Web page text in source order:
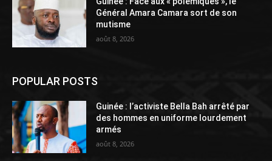
Général Amara Camara sort de son
mutisme
août 8, 2026
POPULAR POSTS
Guinée : l’activiste Bella Bah arrêté par
des hommes en uniforme lourdement
armés
août 8, 2026